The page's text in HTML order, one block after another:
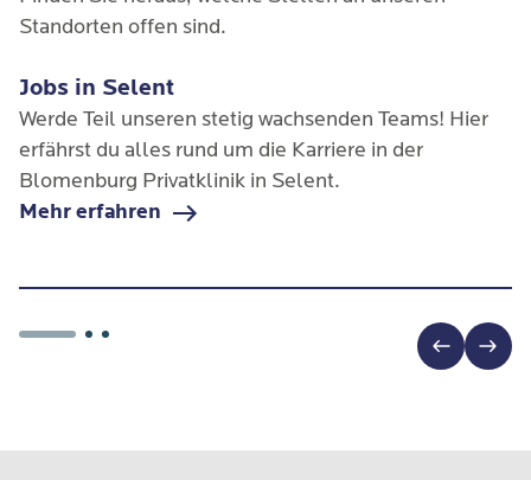
Standorten offen sind.
Jobs in Selent
Werde Teil unseren stetig wachsenden Teams! Hier
erfährst du alles rund um die Karriere in der
Blomenburg Privatklinik in Selent.
Mehr erfahren